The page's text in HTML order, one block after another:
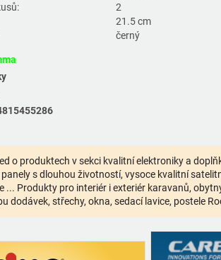
2
21.5 cm
černý
o produktech v sekci kvalitní elektroniky a
s dlouhou životností, vysoce kvalitní
... Produkty pro interiér i exteriér karavanů,
dodávek, střechy, okna, sedací lavice, postele